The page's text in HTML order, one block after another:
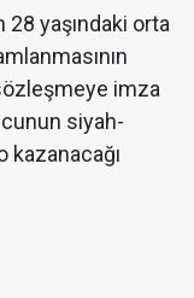
yaşındaki orta
imza
siyah-
kazanacağı